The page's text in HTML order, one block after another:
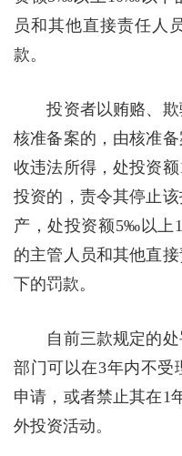
员和其他直接责任人
款。
投资者以贿赂、欺
核准备案的，由核准
收违法所得，处投资
投资的，责令其停止
产，处投资额5‰以上
的主管人员和其他直
下的罚款。
自前三款规定的处
部门可以在3年内不受
申请，或者禁止其在1
外投资活动。